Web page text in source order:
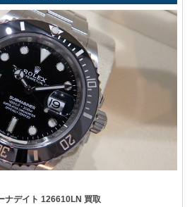
ナデイト 126610LN 買取